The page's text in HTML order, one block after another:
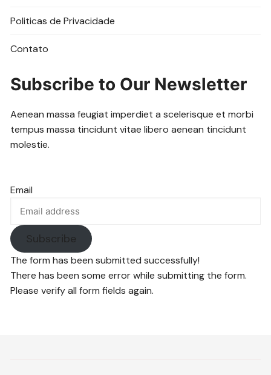
Politicas de Privacidade
Contato
Subscribe to Our Newsletter
Aenean massa feugiat imperdiet a scelerisque et morbi
tempus massa tincidunt vitae libero aenean tincidunt
molestie.
Email
Subscribe
The form has been submitted successfully!
There has been some error while submitting the form.
Please verify all form fields again.